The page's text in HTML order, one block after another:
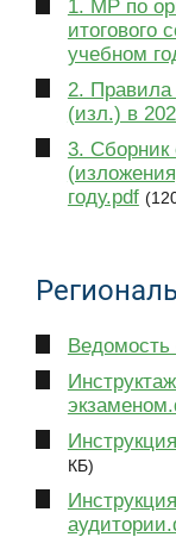
1. МР по
итогового
учебном
2. Правила
(изл.) в
3. Сборник
году.pdf
Ведомость
КБ)